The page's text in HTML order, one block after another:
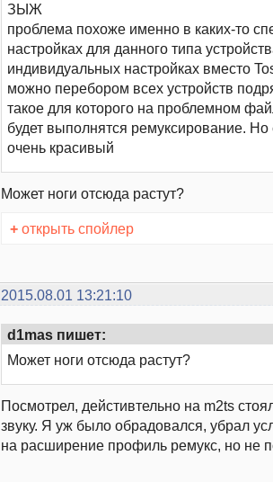
ЗЫЖ
проблема похоже именно в каких-то
настройках для данного типа
индивидуальных настройках вместо
можно перебором всех устройств
такое для которого на проблемном
будет выполнятся ремуксирование.
очень красивый
Может ноги отсюда растут?
+ открыть спойлер
2015.08.01 13:21:10
d1mas пишет:
Может ноги отсюда растут?
Посмотрел, дейстивтельно на m2ts
звуку. Я уж было обрадовался, убрал
на расширение профиль ремукс, но не